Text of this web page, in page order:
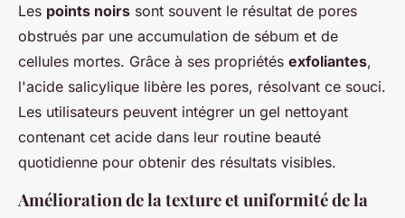
Les points noirs sont souvent le résultat de pores
obstrués par une accumulation de sébum et de
cellules mortes. Grâce à ses propriétés exfoliantes,
l'acide salicylique libère les pores, résolvant ce souci.
Les utilisateurs peuvent intégrer un gel nettoyant
contenant cet acide dans leur routine beauté
quotidienne pour obtenir des résultats visibles.
Amélioration de la texture et uniformité de la